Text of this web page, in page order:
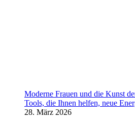
Moderne Frauen und die Kunst
Tools, die Ihnen helfen, neue
28. März 2026